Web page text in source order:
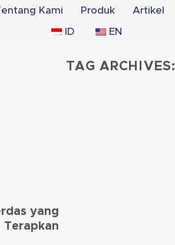
Kami Produk Artikel
ID EN
TAG ARCHIVES:
yang
Terapkan